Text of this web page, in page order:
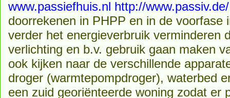
www.passiefhuis.nl http://www.passiv.de/
doorrekenen in PHPP en in de voorfase
verder het energieverbruik verminderen
verlichting en b.v. gebruik gaan maken
ook kijken naar de verschillende
droger (warmtepompdroger), waterbed
een zuid georiënteerde woning zodat er